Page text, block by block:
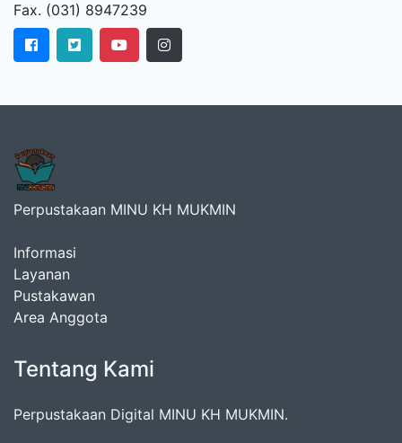
Fax. (031) 8947239
Perpustakaan MINU KH MUKMIN
Informasi
Layanan
Pustakawan
Area Anggota
Tentang Kami
Perpustakaan Digital MINU KH MUKMIN.